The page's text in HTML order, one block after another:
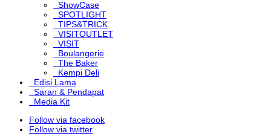
ShowCase
SPOTLIGHT
TIPS&TRICK
VISITOUTLET
VISIT
Boulangerie
The Baker
Kempi Deli
Edisi Lama
Saran & Pendapat
Media Kit
Follow via facebook
Follow via twitter